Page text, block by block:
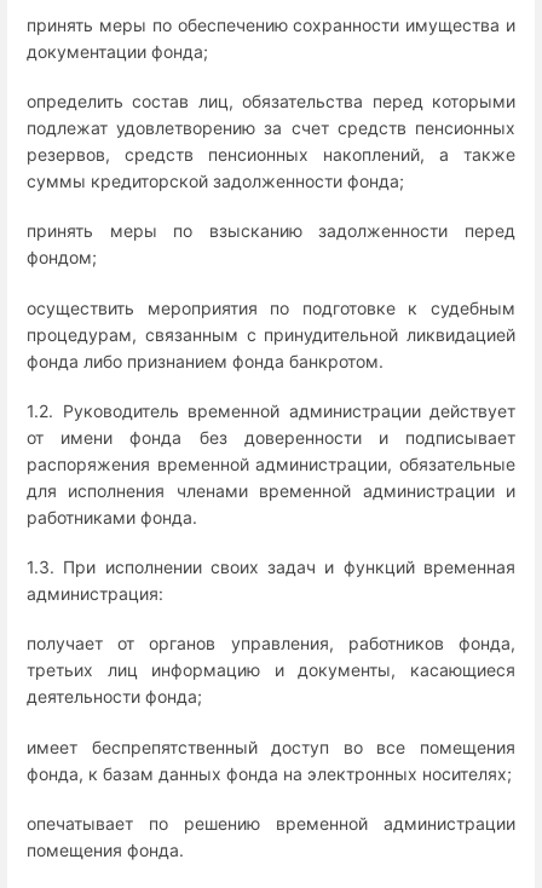
принять меры по обеспечению сохранности имущества и
документации фонда;
определить состав лиц, обязательства перед которыми
подлежат удовлетворению за счет средств пенсионных
резервов, средств пенсионных накоплений, а также
суммы кредиторской задолженности фонда;
принять меры по взысканию задолженности перед
фондом;
осуществить мероприятия по подготовке к судебным
процедурам, связанным с принудительной ликвидацией
фонда либо признанием фонда банкротом.
1.2. Руководитель временной администрации действует
от имени фонда без доверенности и подписывает
распоряжения временной администрации, обязательные
для исполнения членами временной администрации и
работниками фонда.
1.3. При исполнении своих задач и функций временная
администрация:
получает от органов управления, работников фонда,
третьих лиц информацию и документы, касающиеся
деятельности фонда;
имеет беспрепятственный доступ во все помещения
фонда, к базам данных фонда на электронных носителях;
опечатывает по решению временной администрации
помещения фонда.